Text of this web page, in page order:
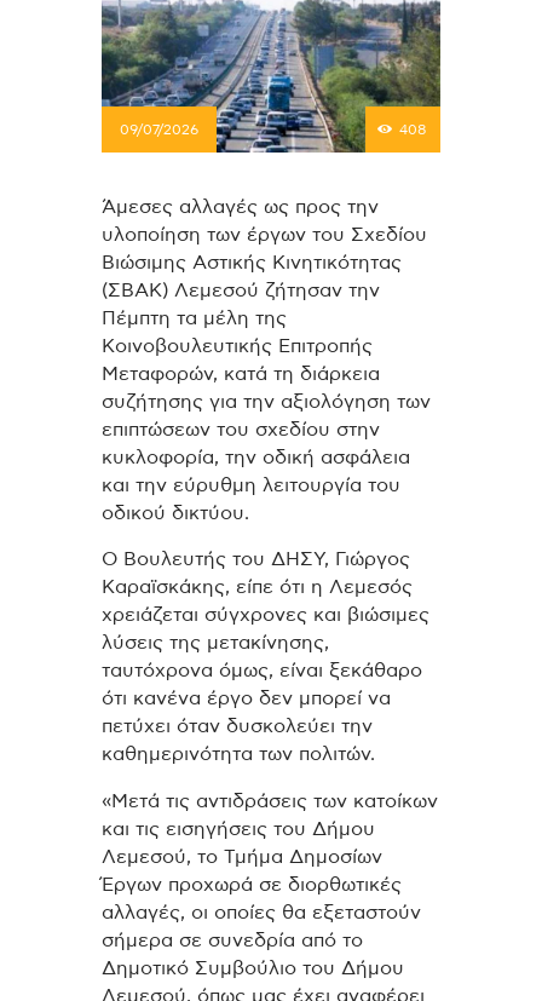
09/07/2026 408
Άμεσες αλλαγές ως προς την
υλοποίηση των έργων του Σχεδίου
Βιώσιμης Αστικής Κινητικότητας
(ΣΒΑΚ) Λεμεσού ζήτησαν την
Πέμπτη τα μέλη της
Κοινοβουλευτικής Επιτροπής
Μεταφορών, κατά τη διάρκεια
συζήτησης για την αξιολόγηση των
επιπτώσεων του σχεδίου στην
κυκλοφορία, την οδική ασφάλεια
και την εύρυθμη λειτουργία του
οδικού δικτύου.
Ο Βουλευτής του ΔΗΣΥ, Γιώργος
Καραϊσκάκης, είπε ότι η Λεμεσός
χρειάζεται σύγχρονες και βιώσιμες
λύσεις της μετακίνησης,
ταυτόχρονα όμως, είναι ξεκάθαρο
ότι κανένα έργο δεν μπορεί να
πετύχει όταν δυσκολεύει την
καθημερινότητα των πολιτών.
«Μετά τις αντιδράσεις των κατοίκων
και τις εισηγήσεις του Δήμου
Λεμεσού, το Τμήμα Δημοσίων
Έργων προχωρά σε διορθωτικές
αλλαγές, οι οποίες θα εξεταστούν
σήμερα σε συνεδρία από το
Δημοτικό Συμβούλιο του Δήμου
Λεμεσού, όπως μας έχει αναφέρει